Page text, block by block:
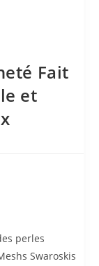
Fait
et
perles
Swaroskis